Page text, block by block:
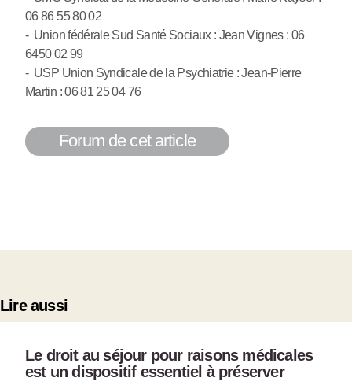
06 86 55 80 02
- Union fédérale Sud Santé Sociaux : Jean Vignes : 06
6450 02 99
- USP Union Syndicale de la Psychiatrie : Jean-Pierre
Martin : 06 81 25 04 76
Forum de cet article
Lire aussi
Le droit au séjour pour raisons médicales
est un dispositif essentiel à préserver